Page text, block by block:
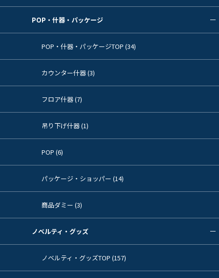
POP・什器・パッケージ
POP・什器・パッケージTOP (34)
カウンター什器 (3)
フロア什器 (7)
吊り下げ什器 (1)
POP (6)
パッケージ・ショッパー (14)
商品ダミー (3)
ノベルティ・グッズ
ノベルティ・グッズTOP (157)